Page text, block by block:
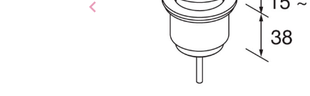
chevron_left